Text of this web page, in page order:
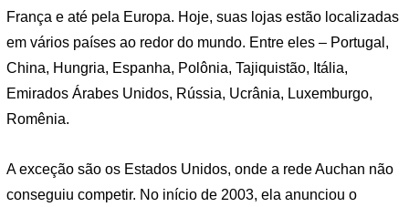
França e até pela Europa. Hoje, suas lojas estão localizadas
em vários países ao redor do mundo. Entre eles – Portugal,
China, Hungria, Espanha, Polônia, Tajiquistão, Itália,
Emirados Árabes Unidos, Rússia, Ucrânia, Luxemburgo,
Romênia.
A exceção são os Estados Unidos, onde a rede Auchan não
conseguiu competir. No início de 2003, ela anunciou o